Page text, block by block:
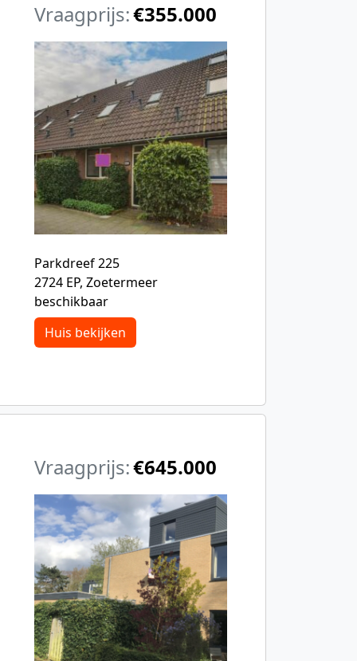
Vraagprijs:€355.000
Parkdreef 225
2724 EP, Zoetermeer
beschikbaar
Huis bekijken
Vraagprijs:€645.000